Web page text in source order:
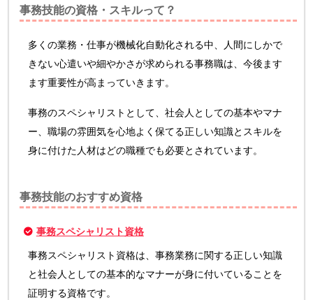
事務技能の資格・スキルって？
多くの業務・仕事が機械化自動化される中、人間にしかで
きない心遣いや細やかさが求められる事務職は、今後ます
ます重要性が高まっていきます。
事務のスペシャリストとして、社会人としての基本やマナ
ー、職場の雰囲気を心地よく保てる正しい知識とスキルを
身に付けた人材はどの職種でも必要とされています。
事務技能のおすすめ資格
事務スペシャリスト資格
事務スペシャリスト資格は、事務業務に関する正しい知識
と社会人としての基本的なマナーが身に付いていることを
証明する資格です。